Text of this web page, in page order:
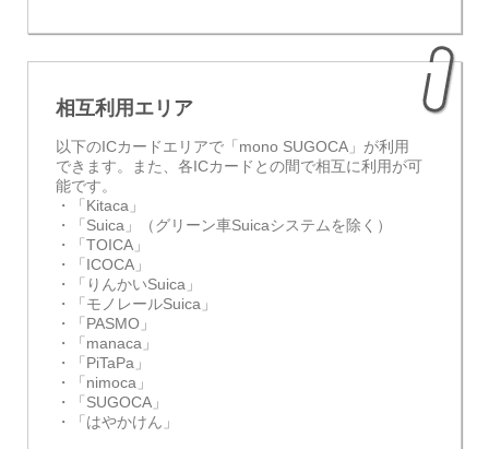
相互利用エリア
以下のICカードエリアで「mono SUGOCA」が利用
できます。また、各ICカードとの間で相互に利用が可
能です。
・「Kitaca」
・「Suica」（グリーン車Suicaシステムを除く）
・「TOICA」
・「ICOCA」
・「りんかいSuica」
・「モノレールSuica」
・「PASMO」
・「manaca」
・「PiTaPa」
・「nimoca」
・「SUGOCA」
・「はやかけん」